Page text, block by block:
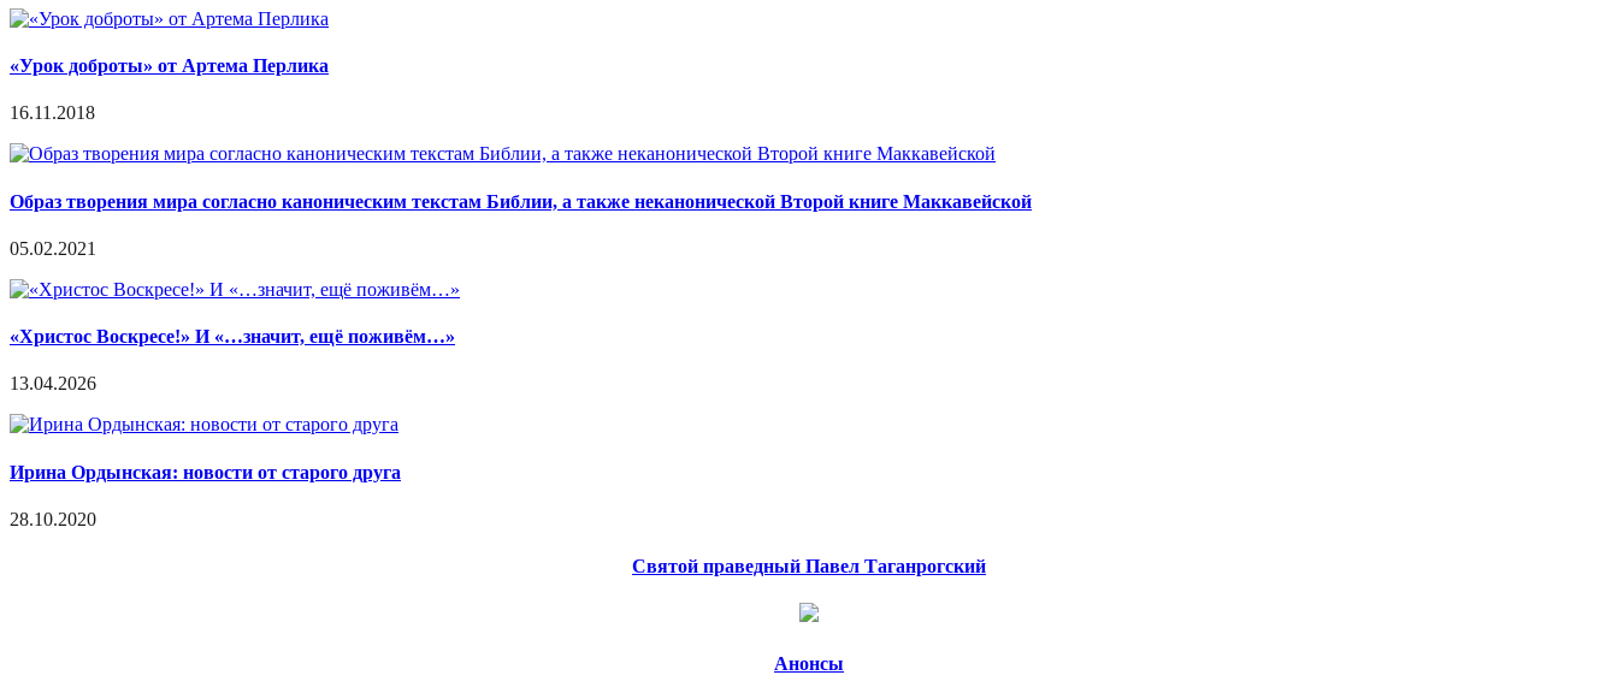
«Урок доброты» от Артема Перлика
16.11.2018
Образ творения мира согласно каноническим текстам Библии, а также неканонической Второй книге Маккавейской
05.02.2021
«Христос Воскресе!» И «…значит, ещё поживём…»
13.04.2026
Ирина Ордынская: новости от старого друга
28.10.2020
Святой праведный Павел Таганрогский
Анонсы